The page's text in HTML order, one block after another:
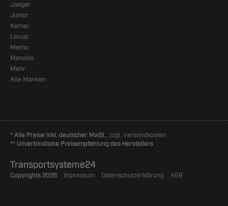
Jaeger
Junior
Kamei
Levup
Memo
Menabo
Mehr
Alle Marken
* Alle Preise inkl. deutscher MwSt., zzgl. Versandkosten
** Unverbindliche Preisempfehlung des Herstellers
Transportsysteme24
Copyrights 2026 Impressum Datenschutzerklärung AGB